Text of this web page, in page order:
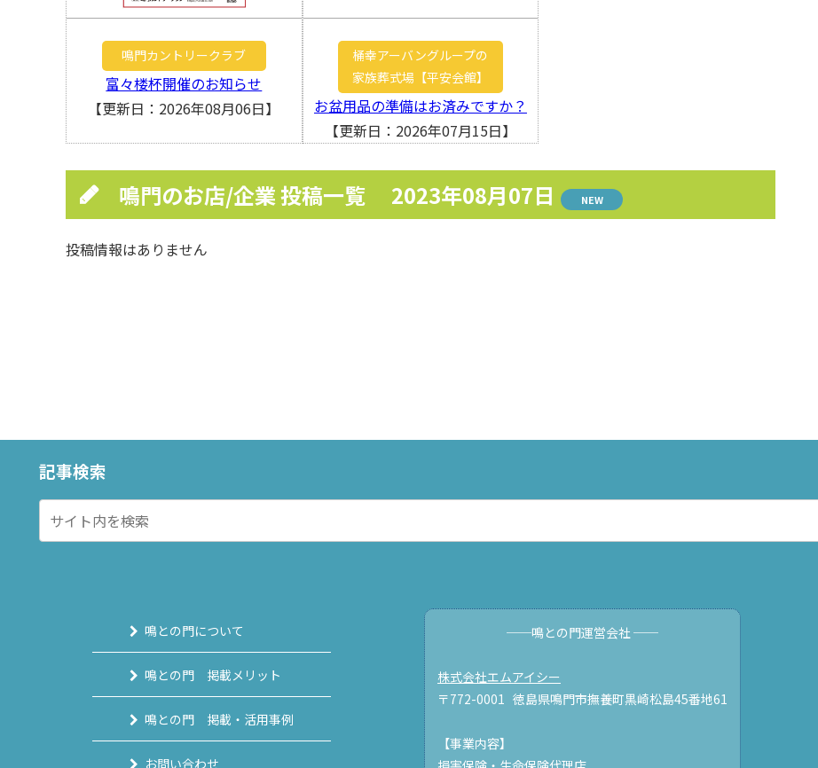
鳴門カントリークラブ
富々楼杯開催のお知らせ
【更新日：2026年08月06日】
桶幸アーバングループの
家族葬式場【平安会館】
お盆用品の準備はお済みですか？
【更新日：2026年07月15日】
鳴門のお店/企業 投稿一覧 2023年08月07日 NEW
投稿情報はありません
記事検索
鳴との門について
鳴との門 掲載メリット
鳴との門 掲載・活用事例
お問い合わせ
──鳴との門運営会社 ──
株式会社エムアイシー
〒772-0001 徳島県鳴門市撫養町黒崎松島45番地61
【事業内容】